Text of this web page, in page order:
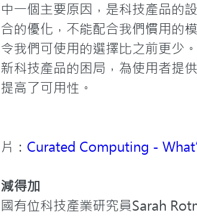
一個主要原因，是科技產品的
的優化，不能配合我們慣用的
我們可使用的選擇比之前更少
科技產品的困局，為使用者提
高了可用性。
： Curated Computing -
得加
有位科技產業研究員Sarah